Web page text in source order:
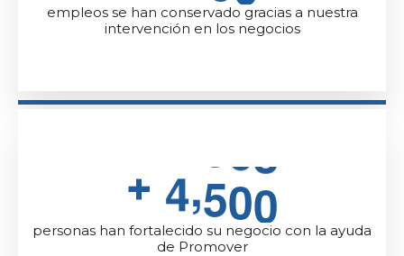
empleos se han conservado gracias a nuestra
intervención en los negocios
+ 4,500
personas han fortalecido su negocio con la ayuda
de Promover